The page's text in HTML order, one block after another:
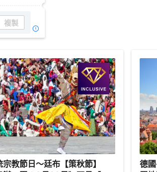
複製
宗教節日～廷布【策秋節】
德